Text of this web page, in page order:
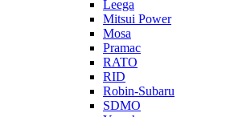
Leega
Mitsui Power
Mosa
Pramac
RATO
RID
Robin-Subaru
SDMO